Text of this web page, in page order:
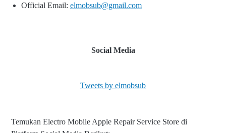
Official Email: elmobsub@gmail.com
Social Media
Tweets by elmobsub
Temukan Electro Mobile Apple Repair Service Store di